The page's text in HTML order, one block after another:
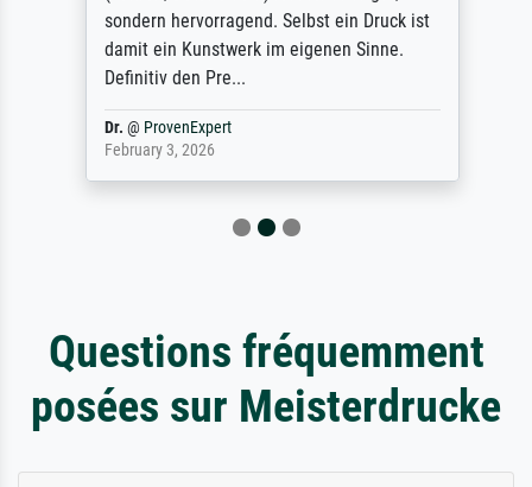
sondern hervorragend. Selbst ein Druck ist
damit ein Kunstwerk im eigenen Sinne.
Definitiv den Pre...
Dr.@ProvenExpert
February 3, 2026
Questions fréquemment
posées sur Meisterdrucke